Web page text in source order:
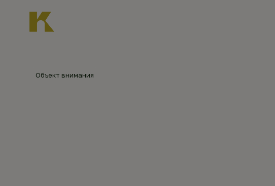
Объект внимания